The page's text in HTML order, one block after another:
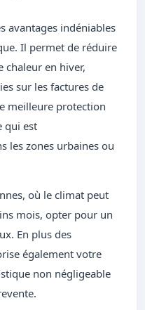
avantages indéniables
Il permet de réduire
chaleur en hiver,
sur les factures de
meilleure protection
qui est
les zones urbaines ou
où le climat peut
mois, opter pour un
En plus des
également votre
non négligeable